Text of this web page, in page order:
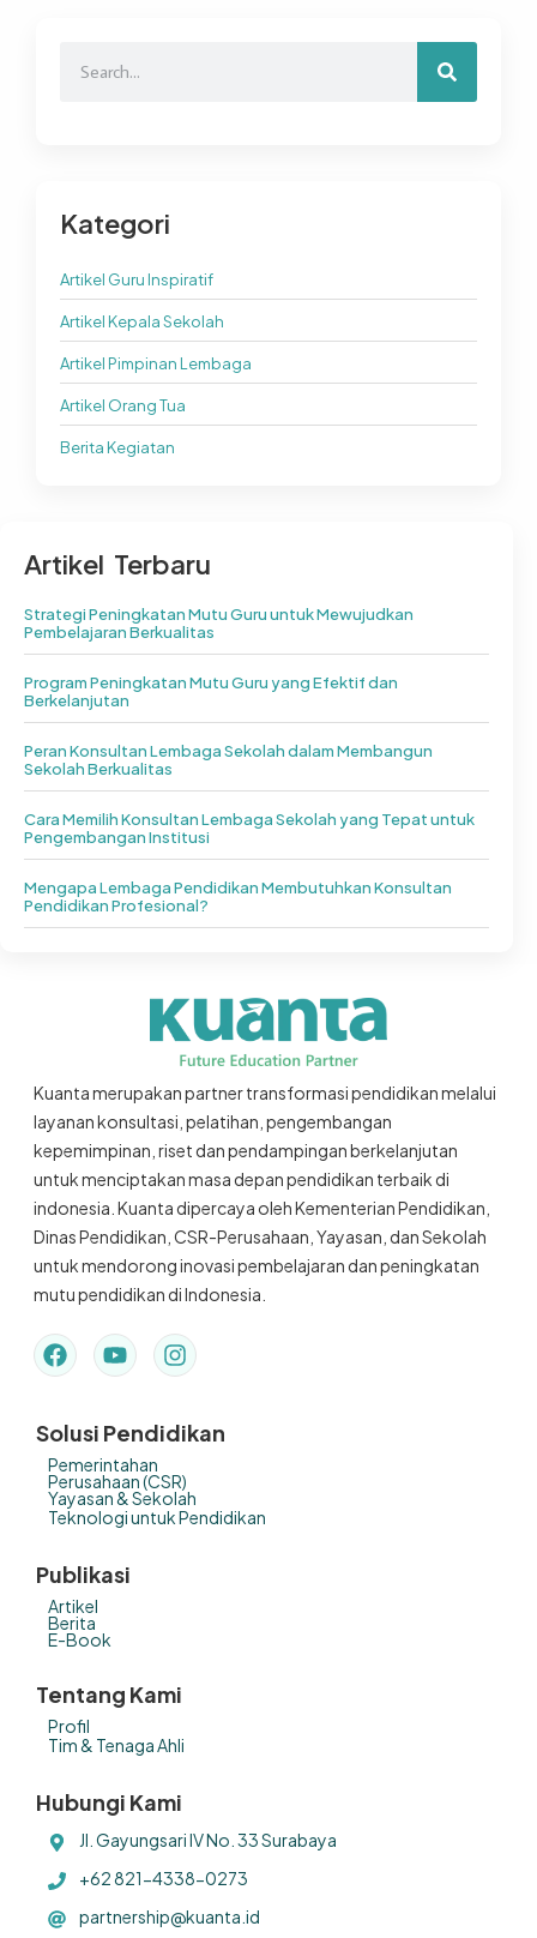
Kategori
Artikel Guru Inspiratif
Artikel Kepala Sekolah
Artikel Pimpinan Lembaga
Artikel Orang Tua
Berita Kegiatan
Artikel Terbaru
Strategi Peningkatan Mutu Guru untuk Mewujudkan
Pembelajaran Berkualitas
Program Peningkatan Mutu Guru yang Efektif dan
Berkelanjutan
Peran Konsultan Lembaga Sekolah dalam Membangun
Sekolah Berkualitas
Cara Memilih Konsultan Lembaga Sekolah yang Tepat untuk
Pengembangan Institusi
Mengapa Lembaga Pendidikan Membutuhkan Konsultan
Pendidikan Profesional?
Kuanta merupakan partner transformasi pendidikan melalui
layanan konsultasi, pelatihan, pengembangan
kepemimpinan, riset dan pendampingan berkelanjutan
untuk menciptakan masa depan pendidikan terbaik di
indonesia. Kuanta dipercaya oleh Kementerian Pendidikan,
Dinas Pendidikan, CSR-Perusahaan, Yayasan, dan Sekolah
untuk mendorong inovasi pembelajaran dan peningkatan
mutu pendidikan di Indonesia.
Solusi Pendidikan
Pemerintahan
Perusahaan (CSR)
Yayasan & Sekolah
Teknologi untuk Pendidikan
Publikasi
Artikel
Berita
E-Book
Tentang Kami
Profil
Tim & Tenaga Ahli
Hubungi Kami
Jl. Gayungsari IV No. 33 Surabaya
+62 821-4338-0273
partnership@kuanta.id